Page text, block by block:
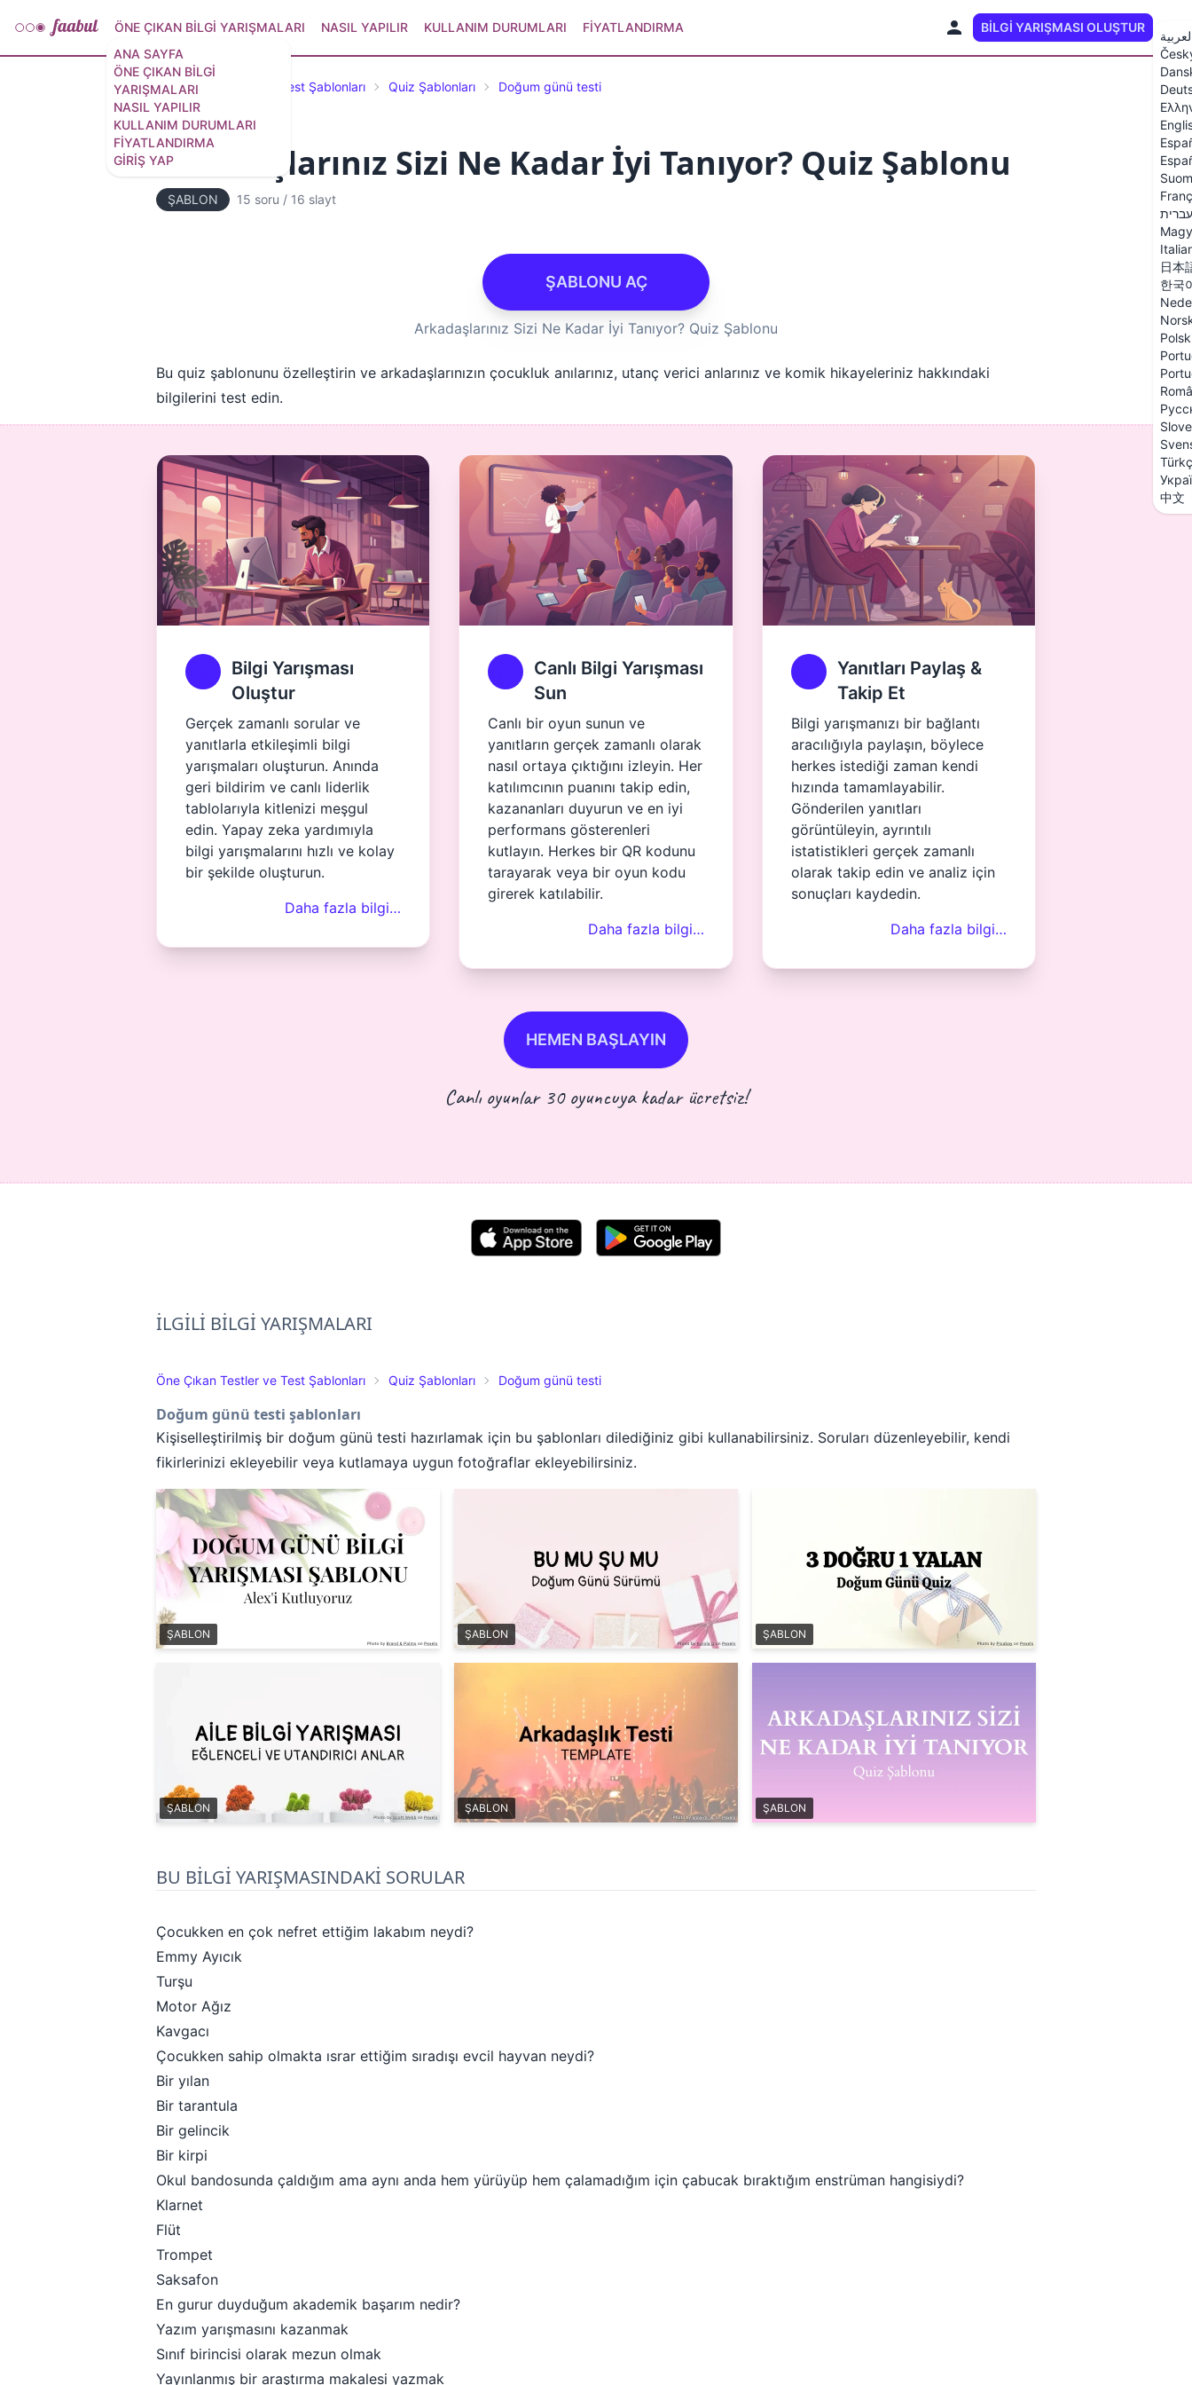
ANA SAYFA
ÖNE ÇIKAN BILGI
YARIŞMALARI
NASIL YAPILIR
KULLANIM DURUMLARI
FIYATLANDIRMA
GIRIŞ YAP
ÖNE ÇIKAN BILGI YARIŞMALARI NASIL YAPILIR KULLANIM DURUMLARI FIYATLANDIRMA BILGI YARIŞMASI OLUŞTUR
עברית
日本
한국
中文
Öne Çıkan Testler ve Test Şablonları Quiz Şablonları Doğum günü testi
Arkadaşlarınız Sizi Ne Kadar İyi Tanıyor? Quiz Şablonu
ŞABLON 15 soru / 16 slayt
ŞABLONU AÇ
Arkadaşlarınız Sizi Ne Kadar İyi Tanıyor? Quiz Şablonu
Bu quiz şablonunu özelleştirin ve arkadaşlarınızın çocukluk anılarınız, utanç verici anlarınız ve komik hikayeleriniz hakkındaki
bilgilerini test edin.
Bilgi Yarışması
Oluştur
Gerçek zamanlı sorular ve
yanıtlarla etkileşimli bilgi
yarışmaları oluşturun. Anında
geri bildirim ve canlı liderlik
tablolarıyla kitlenizi meşgul
edin. Yapay zeka yardımıyla
bilgi yarışmalarını hızlı ve kolay
bir şekilde oluşturun.
Daha fazla bilgi…
Canlı Bilgi Yarışması
Sun
Canlı bir oyun sunun ve
yanıtların gerçek zamanlı olarak
nasıl ortaya çıktığını izleyin. Her
katılımcının puanını takip edin,
kazananları duyurun ve en iyi
performans gösterenleri
kutlayın. Herkes bir QR kodunu
tarayarak veya bir oyun kodu
girerek katılabilir.
Daha fazla bilgi…
Yanıtları Paylaş &
Takip Et
Bilgi yarışmanızı bir bağlantı
aracılığıyla paylaşın, böylece
herkes istediği zaman kendi
hızında tamamlayabilir.
Gönderilen yanıtları
görüntüleyin, ayrıntılı
istatistikleri gerçek zamanlı
olarak takip edin ve analiz için
sonuçları kaydedin.
Daha fazla bilgi…
HEMEN BAŞLAYIN
Canlı oyunlar 30 oyuncuya kadar ücretsiz!
İLGİLİ BİLGİ YARIŞMALARI
Öne Çıkan Testler ve Test Şablonları Quiz Şablonları Doğum günü testi
Doğum günü testi şablonları
Kişiselleştirilmiş bir doğum günü testi hazırlamak için bu şablonları dilediğiniz gibi kullanabilirsiniz. Soruları düzenleyebilir, kendi
fikirlerinizi ekleyebilir veya kutlamaya uygun fotoğraflar ekleyebilirsiniz.
ŞABLON ŞABLON ŞABLON
ŞABLON ŞABLON ŞABLON
BU BİLGİ YARIŞMASINDAKİ SORULAR
Çocukken en çok nefret ettiğim lakabım neydi?
Emmy Ayıcık
Turşu
Motor Ağız
Kavgacı
Çocukken sahip olmakta ısrar ettiğim sıradışı evcil hayvan neydi?
Bir yılan
Bir tarantula
Bir gelincik
Bir kirpi
Okul bandosunda çaldığım ama aynı anda hem yürüyüp hem çalamadığım için çabucak bıraktığım enstrüman hangisiydi?
Klarnet
Flüt
Trompet
Saksafon
En gurur duyduğum akademik başarım nedir?
Yazım yarışmasını kazanmak
Sınıf birincisi olarak mezun olmak
Yayınlanmış bir araştırma makalesi yazmak